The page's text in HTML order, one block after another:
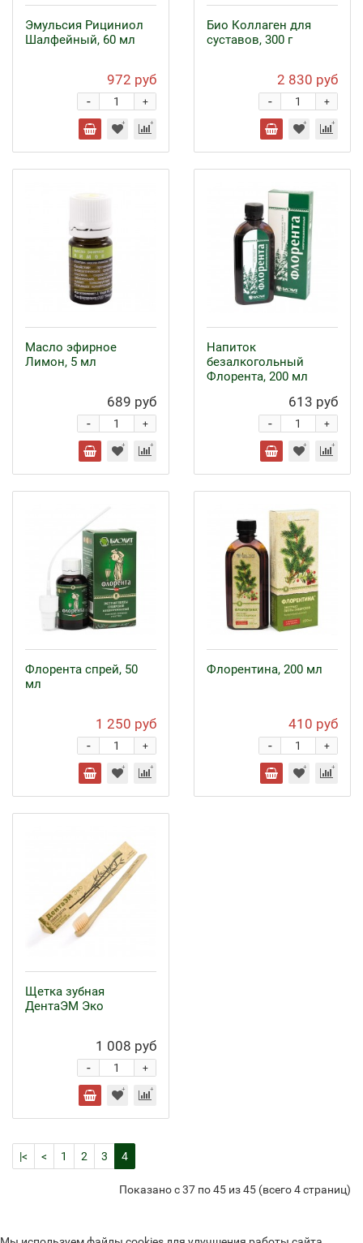
Эмульсия Рициниол
Шалфейный, 60 мл
972 руб
+
-
Био Коллаген для
суставов, 300 г
2 830 руб
+
-
Масло эфирное
Лимон, 5 мл
689 руб
+
-
Напиток
безалкогольный
Флорента, 200 мл
613 руб
+
-
Флорента спрей, 50
мл
1 250 руб
+
-
Флорентина, 200 мл
410 руб
+
-
Щетка зубная
ДентаЭМ Эко
1 008 руб
+
-
|< < 1 2 3 4
Показано с 37 по 45 из 45 (всего 4 страниц)